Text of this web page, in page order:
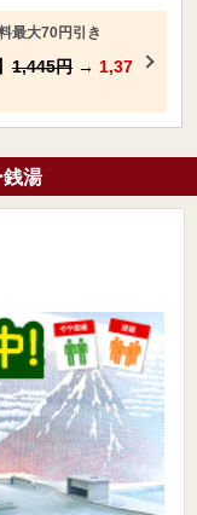
最大70円引き
1,445円 → 1,37
銭湯